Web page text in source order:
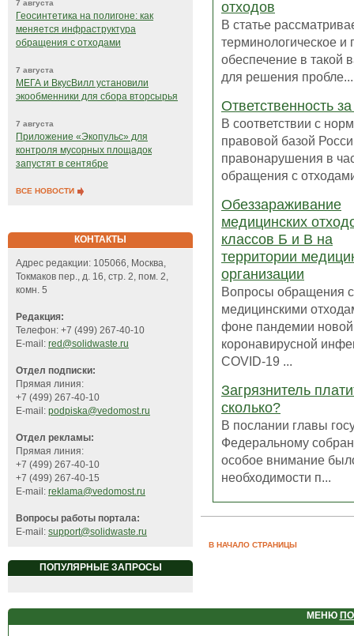
7 августа
Геосинтетика на полигоне: как
меняется инфраструктура
обращения с отходами
7 августа
МЕГА и ВкусВилл установили
экообменники для сбора вторсырья
7 августа
Приложение «Экопульс» для
контроля мусорных площадок
запустят в сентябре
ВСЕ НОВОСТИ
КОНТАКТЫ
Адрес редакции: 105066, Москва,
Токмаков пер., д. 16, стр. 2, пом. 2,
комн. 5
Редакция:
Телефон: +7 (499) 267-40-10
E-mail: red@solidwaste.ru
Отдел подписки:
Прямая линия:
+7 (499) 267-40-10
E-mail: podpiska@vedomost.ru
Отдел рекламы:
Прямая линия:
+7 (499) 267-40-10
+7 (499) 267-40-15
E-mail: reklama@vedomost.ru
Вопросы работы портала:
E-mail: support@solidwaste.ru
ПОПУЛЯРНЫЕ ЗАПРОСЫ
отходов
В статье
терминологическое и
обеспечение в такой
для решения пробле...
Ответственность
В соответствии с
правовой базой
правонарушения в
обращения с
Обеззараживание
медицинских
классов Б и В на
территории
организации
Вопросы обращения с
медицинскими
фоне пандемии новой
коронавирусной
COVID-19 ...
Загрязнитель
сколько?
В послании главы
Федеральному
особое внимание
необходимости п...
В НАЧАЛО СТРАНИЦЫ
МЕНЮ